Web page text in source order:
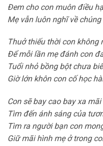
Đem cho con muôn điều
Mẹ vẫn luôn nghĩ về chúng
Thuở thiếu thời con không
Để mỗi lần mẹ đánh con
Tuổi nhỏ bồng bột chưa
Giờ lớn khôn con cố học
Con sẽ bay cao bay xa mãi
Tìm đến ánh sáng của
Tìm ra người bạn con
Giữ mãi hình mẹ ở trong